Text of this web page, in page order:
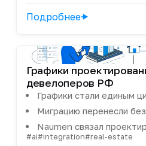
Подробнее
Графики
девелоперов РФ
Графики стали единым
Миграцию перенесли
Naumen связал
#ai#integration#real-estate